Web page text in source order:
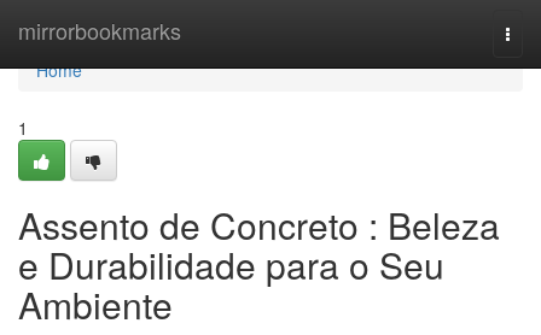
mirrorbookmarks
Home
Home
1
Assento de Concreto : Beleza
e Durabilidade para o Seu
Ambiente